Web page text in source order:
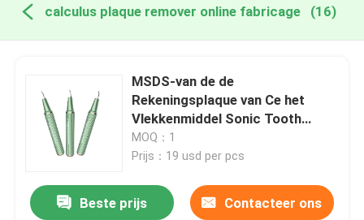
calculus plaque remover online fabricage (16)
MSDS-van de de
Rekeningsplaque van Ce het
Vlekkenmiddel Sonic Tooth
Cleaner DC3.7V
MOQ：1
Prijs：19 usd per pcs
Beste prijs Contacteer ons